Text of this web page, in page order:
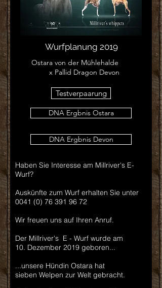
Wurfplanung 2019
Ostara von der Mühlehalde
x Pallid Dragon Devon
Testverpaarung
DNA Ergbnis Ostara
DNA Ergbnis Devon
Haben Sie Interesse am Millriver's E-
Wurf?
Auskünfte zum Wurf erhalten Sie unter
0041 (0) 76 391 96 72
Wir freuen uns auf Ihren Anruf.
Der Millriver's E - Wurf wurde am
10. Dezember 2019 geboren...
...unsere Hündin Ostara hat
sieben Welpen zur Welt gebracht.